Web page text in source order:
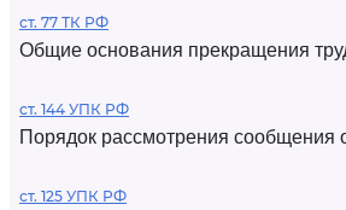
ст. 77 ТК РФ
Общие основания прекращения
ст. 144 УПК РФ
Порядок рассмотрения сообщения
ст. 125 УПК РФ